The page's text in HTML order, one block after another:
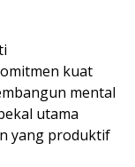
kuat
mental
utama
yang produktif